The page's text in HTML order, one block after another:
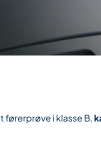
i klasse B,